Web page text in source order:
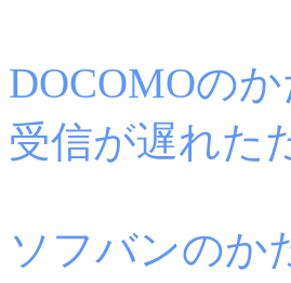
DOCOMOの
受信が遅れた
ソフバンのか